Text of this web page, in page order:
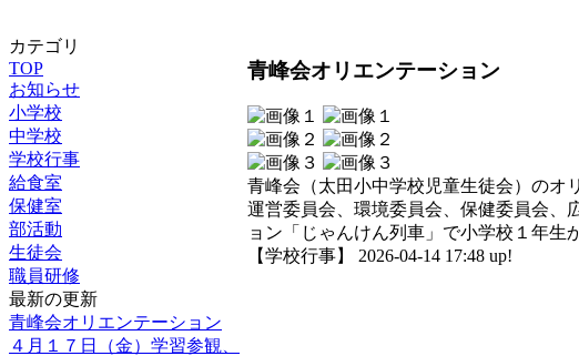
カテゴリ
TOP
お知らせ
小学校
中学校
学校行事
給食室
保健室
部活動
生徒会
職員研修
最新の更新
青峰会オリエンテーション
４月１７日（金）学習参観、
青峰会オリエンテーション
青峰会（太田小中学校児童生徒会）のオ
運営委員会、環境委員会、保健委員会、
ョン「じゃんけん列車」で小学校１年生
【学校行事】 2026-04-14 17:48 up!